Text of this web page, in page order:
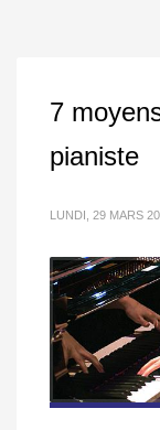
7
pianiste
LUNDI, 29 MARS